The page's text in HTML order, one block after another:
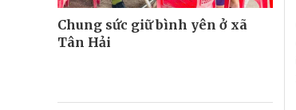
Chung sức giữ bình yên ở xã
Tân Hải